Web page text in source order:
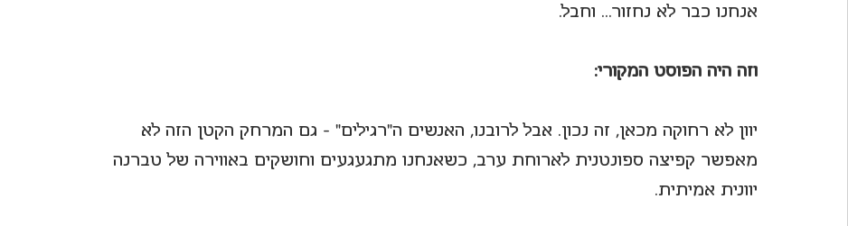
אנחנו כבר לא נחזור... וחבל.
וזה היה הפוסט המקורי:
יוון לא רחוקה מכאן, זה נכון. אבל לרובנו, האנשים ה"רגילים" - גם המרחק הקטן הזה לא
מאפשר קפיצה ספונטנית לארוחת ערב, כשאנחנו מתגעגעים וחושקים באווירה של טברנה
יוונית אמיתית.